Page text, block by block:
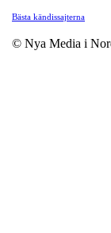
Bästa kändissajterna
© Nya Media i